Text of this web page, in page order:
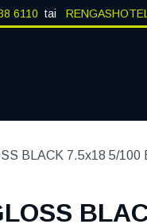
6110 tai
BLACK 7.5x18 5/100